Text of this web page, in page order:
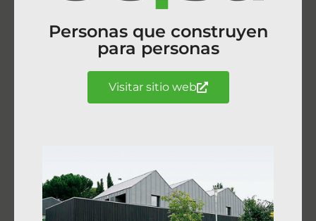
Personas que construyen
para personas
Visitar sitio web